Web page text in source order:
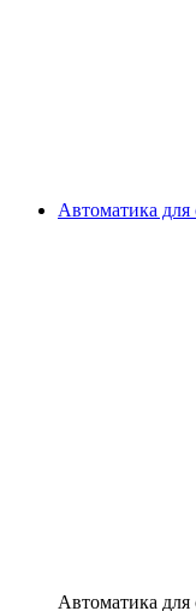
Автоматика для
Автоматика для